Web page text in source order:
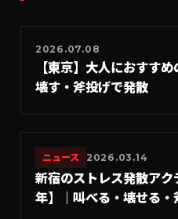
2026.07.08
【東京】大人におすす
壊す・斧投げで発散
ニュース 2026.03.14
新宿のストレス発散ア
年】｜叫べる・壊せる・